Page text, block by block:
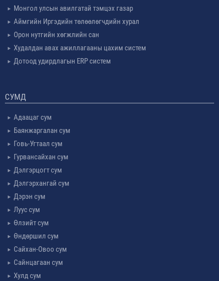
Монгол улсын авилгатай тэмцэх газар
Аймгийн Иргэдийн төлөөлөгчдийн хурал
Орон нутгийн хөгжлийн сан
Худалдан авах ажиллагааны цахим систем
Дотоод удирдлагын ERP систем
СУМД
Адаацаг сум
Баянжаргалан сум
Говь-Угтаал сум
Гурвансайхан сум
Дэлгэрцогт сум
Дэлгэрхангай сум
Дэрэн сум
Луус сум
Өлзийт сум
Өндөршил сум
Сайхан-Овоо сум
Сайнцагаан сум
Хулд сум